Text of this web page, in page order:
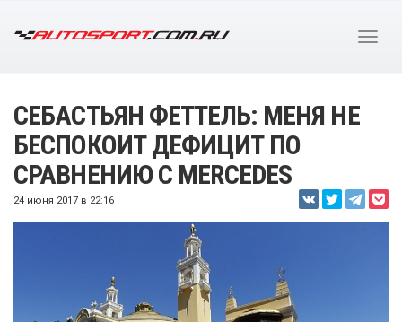
СЕБАСТЬЯН ФЕТТЕЛЬ: МЕНЯ НЕ
БЕСПОКОИТ ДЕФИЦИТ ПО
СРАВНЕНИЮ С MERCEDES
24 июня 2017 в 22:16